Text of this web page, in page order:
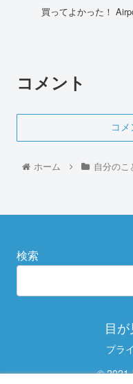
買ってよかった！
コメント
コ
ホーム 自分のこ
検索
目
プラ
© 2021